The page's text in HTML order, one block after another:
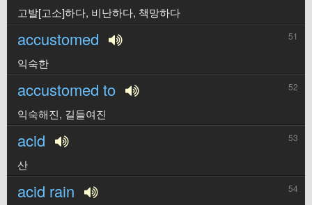
고발[고소]하다, 비난하다, 책망하다
accustomed 51
익숙한
accustomed to 52
익숙해진, 길들여진
acid 53
산
acid rain 54